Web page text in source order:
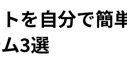
を自分で簡
3選
る導入事例を一挙に紹介
理のスマート化 大阪府池田市と協